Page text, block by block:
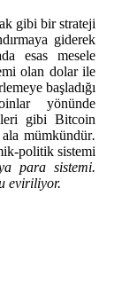
gibi bir strateji
giderek
esas mesele
olan dolar ile
başladığı
yönünde
gibi Bitcoin
ala mümkündür.
politik sistemi
para sistemi.
eviriliyor.